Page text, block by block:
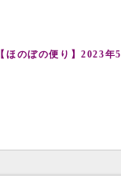
【ほのぼの便り】2023